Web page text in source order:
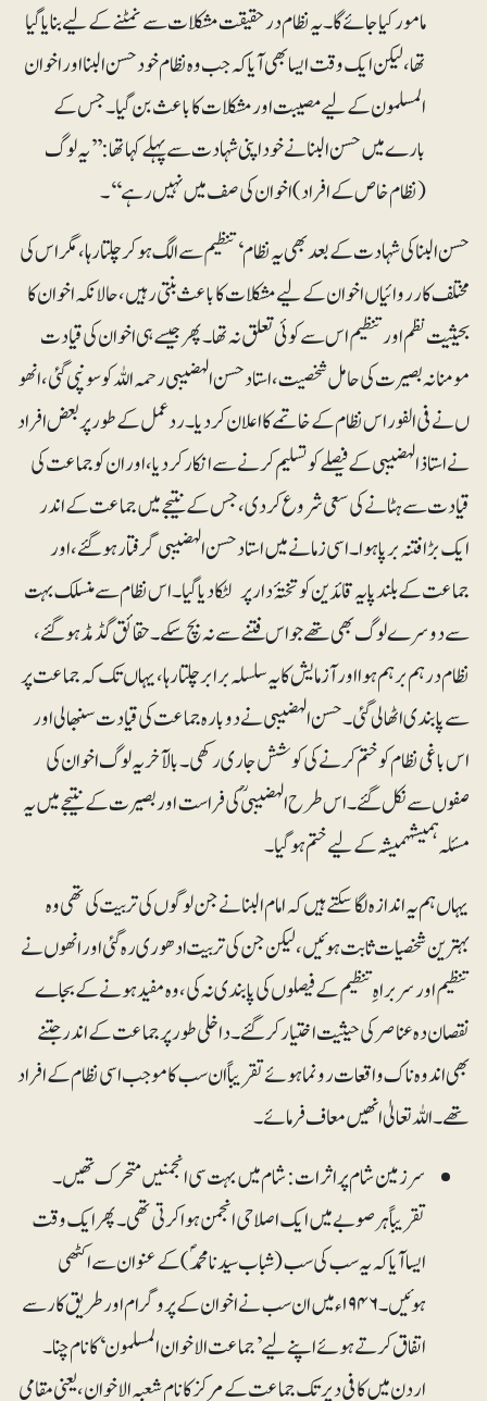
مامور کیا جائے گا۔ یہ نظام درحقیقت مشکلات سے نمٹنے کے لیے بنایا گیا
تھا ، لیکن ایک وقت ایسا بھی آیا کہ جب وہ نظام خود حسن البنا اور اخوان
المسلمون کے لیے مصیبت اور مشکلات کا باعث بن گیا۔ جس کے
بارے میں حسن البنا نے خود اپنی شہادت سے پہلے کہاتھا:’’یہ لوگ
(نظام خاص کے افراد ) اخوان کی صف میں نہیں رہے‘‘۔
حسن البنا کی شہادت کے بعد بھی یہ نظام‘ تنظیم سے الگ ہوکر چلتا رہا، مگر اس کی
مختلف کارروائیاں اخوان کے لیے مشکلات کا باعث بنتی رہیں، حالانکہ اخوان کا
بحیثیت نظم اور تنظیم اس سے کوئی تعلق نہ تھا۔ پھر جیسے ہی اخوان کی قیادت
مومنانہ بصیرت کی حامل شخصیت ،استاد حسن الہضیبی رحمہ اللہ کو سونپی گئی، انھو
ں نے فی الفور اس نظام کے خاتمے کا اعلان کردیا۔ ردعمل کے طور پر بعض افراد
نے استاذ الہضیبی کے فیصلے کو تسلیم کرنے سے انکار کردیا، اور ان کو جماعت کی
قیادت سے ہٹانے کی سعی شروع کردی ،جس کے نتیجے میں جماعت کے اندر
ایک بڑا فتنہ برپا ہوا۔ اسی زمانے میں استاد حسن الہضیبی گرفتار ہوگئے ، اور
جماعت کے بلند پایہ قائدین کو تختۂ دار پر لٹکادیا گیا۔ اس نظام سے منسلک بہت
سے دوسرے لوگ بھی تھے جو اس فتنے سے نہ بچ سکے۔ حقائق گڈمڈ ہوگئے ،
نظام درہم برہم ہوا اور آزمایش کا یہ سلسلہ برابر چلتا رہا، یہاں تک کہ جماعت پر
سے پابندی اٹھا لی گئی۔ حسن الہضیبی نے دوبارہ جماعت کی قیادت سنبھالی اور
اس باغی نظام کو ختم کرنے کی کوشش جاری رکھی۔ بالآخر یہ لوگ اخوان کی
صفوں سے نکل گئے۔ا س طرح الہضیبی ؒکی فراست اور بصیرت کے نتیجے میں یہ
مسئلہ ہمیشہہمیشہ کے لیے ختم ہوگیا۔
یہاں ہم یہ اندازہ لگا سکتے ہیں کہ امام البنا نے جن لوگوں کی تربیت کی تھی وہ
بہترین شخصیات ثابت ہوئیں، لیکن جن کی تربیت ادھوری رہ گئی اور انھوں نے
تنظیم اور سربراہِ تنظیم کے فیصلوں کی پابندی نہ کی، وہ مفید ہونے کے بجاے
نقصان دہ عناصر کی حیثیت اختیار کرگئے۔ داخلی طور پر جماعت کے اندر جتنے
بھی اندوہ ناک واقعات رونما ہوئے تقریباً ان سب کا موجب اسی نظام کے افراد
تھے۔ اللہ تعالیٰ انھیں معاف فرمائے۔
سرزمین شام پر اثرات : شام میں بہت سی انجمنیں متحرک تھیں۔
تقریباً ہر صوبے میں ایک اصلاحی انجمن ہواکرتی تھی۔ پھر ایک وقت
ایسا آیا کہ یہ سب کی سب (شباب سیدنامحمدؐ) کے عنوان سے اکٹھی
ہوئیں۔ ۱۹۴۶ء میں ان سب نے اخوان کے پروگرام اور طریق کار سے
اتفاق کرتے ہوئے اپنے لیے ’جماعت الاخوان المسلمون‘ کا نام چنا۔
اردن میں کافی دیر تک جماعت کے مرکز کا نام شعبہ الاخوان ، یعنی مقامی